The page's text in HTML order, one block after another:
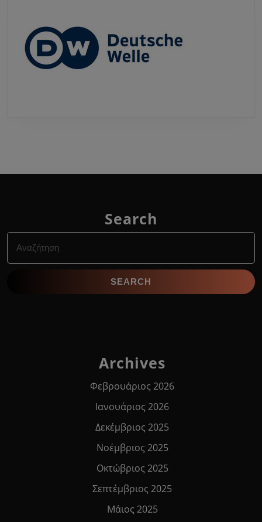
Search
for:
Archives
Φεβρουάριος 2026
Ιανουάριος 2026
Δεκέμβριος 2025
Νοέμβριος 2025
Οκτώβριος 2025
Σεπτέμβριος 2025
Μάιος 2025